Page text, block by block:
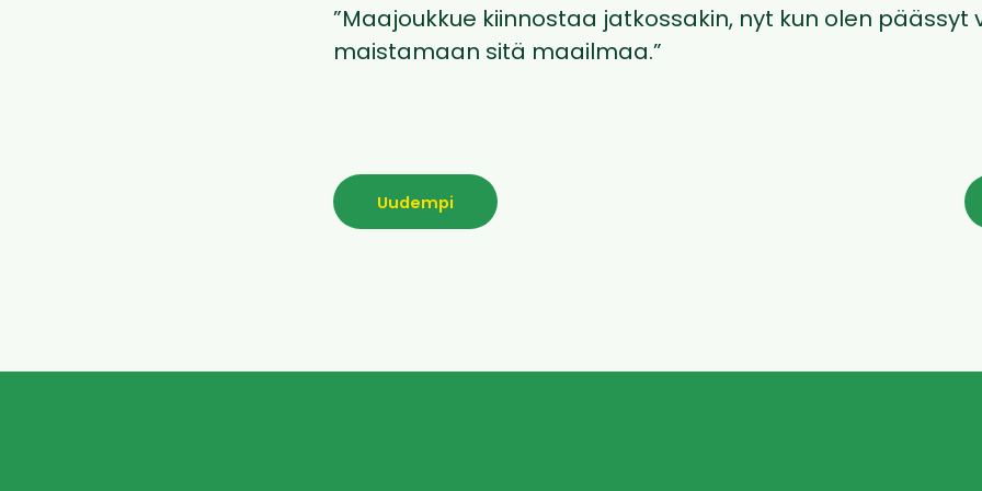
”Maajoukkue kiinnostaa jatkossakin, nyt kun olen päässyt
maistamaan sitä maailmaa.”
Uudempi